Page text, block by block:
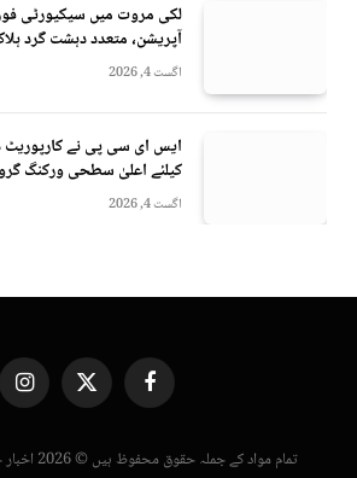
لکی مروت میں سیکیورٹی
آپریشن، متعدد دہشت گرد
اگست 4, 2026
ایس ای سی پی نے
کیلئے اعلیٰ سطحی ورکنگ
اگست 4, 2026
Facebook
X
(Twitter)
تمام مواد کے جملہ حقوق محفوظ ہیں © 2026 اخبار خیبر (خیبر نیٹ ورک)